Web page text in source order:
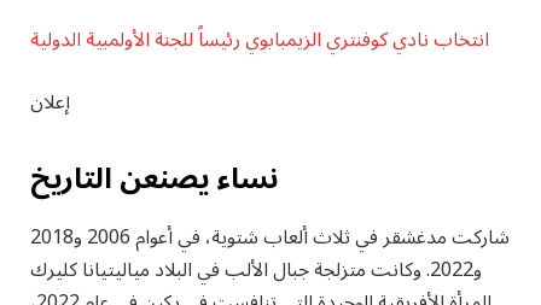
انتخاب نادي كوفنتري الزيمبابوي رئيساً للجنة الأولمبية الدولية
إعلان
نساء يصنعن التاريخ
شاركت مدغشقر في ثلاث ألعاب شتوية، في أعوام 2006 و2018
و2022. وكانت متزلجة جبال الألب في البلاد مياليتيانا كليرك